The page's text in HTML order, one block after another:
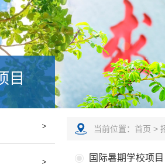
目
当前位置： 首页 >
国际暑期学校项目